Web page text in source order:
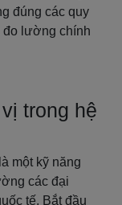
đúng các quy
đo lường chính
trong hệ
một kỹ năng
các đại
tế. Bắt đầu